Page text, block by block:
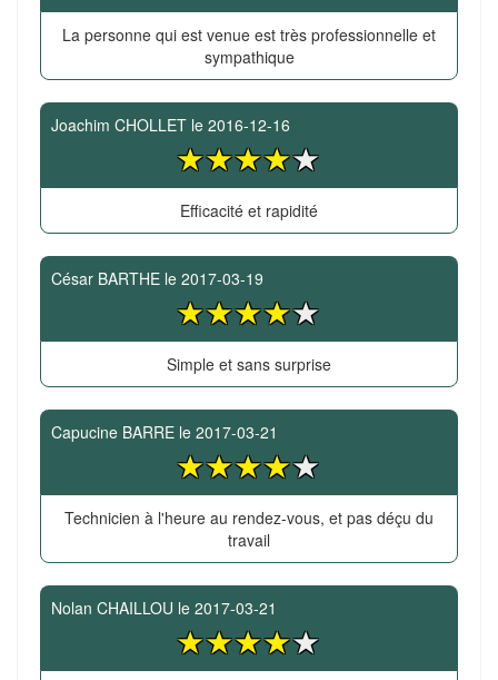
La personne qui est venue est très professionnelle et
sympathique
Joachim CHOLLET le 2016-12-16
Efficacité et rapidité
César BARTHE le 2017-03-19
Simple et sans surprise
Capucine BARRE le 2017-03-21
Technicien à l'heure au rendez-vous, et pas déçu du
travail
Nolan CHAILLOU le 2017-03-21